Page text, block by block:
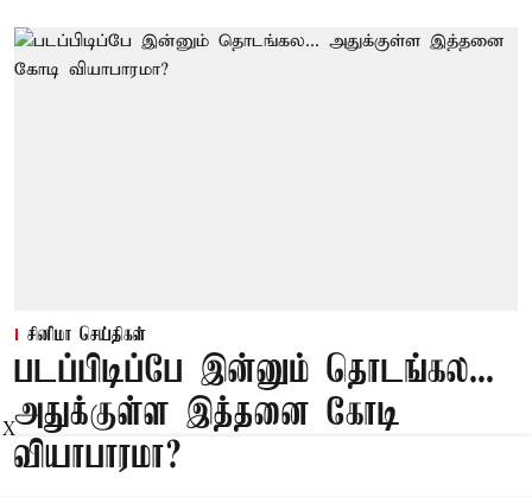
சினிமா செய்திகள்
படப்பிடிப்பே இன்னும் தொடங்கல...
அதுக்குள்ள இத்தனை கோடி
வியாபாரமா?
X